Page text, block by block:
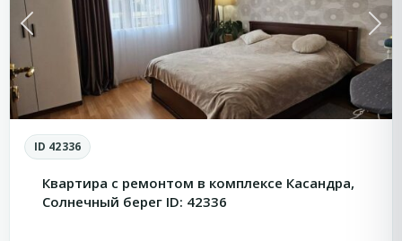
Previous Next
ID 42336
Квартира с ремонтом в комплексе Касандра,
Солнечный берег ID: 42336